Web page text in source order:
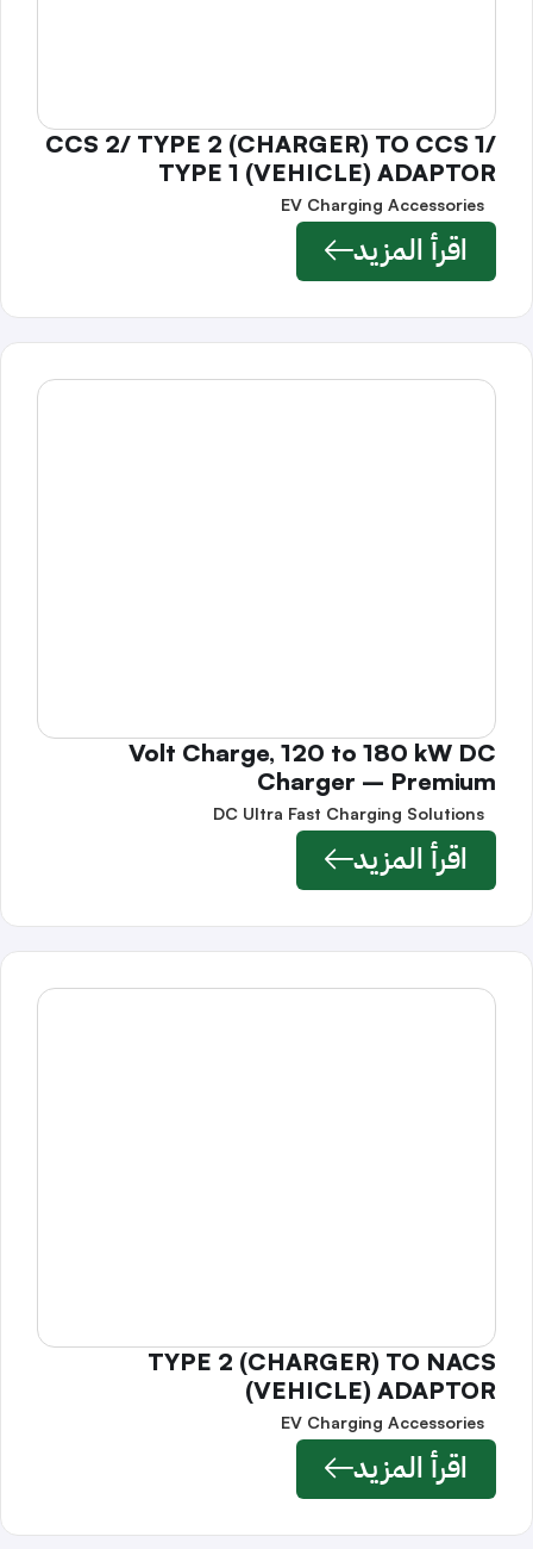
CCS 2/ TYPE 2 (CHARGER) TO CCS 1/
TYPE 1 (VEHICLE) ADAPTOR
EV Charging Accessories
اقرأ المزيد
Volt Charge, 120 to 180 kW DC
Charger – Premium
DC Ultra Fast Charging Solutions
اقرأ المزيد
TYPE 2 (CHARGER) TO NACS
(VEHICLE) ADAPTOR
EV Charging Accessories
اقرأ المزيد